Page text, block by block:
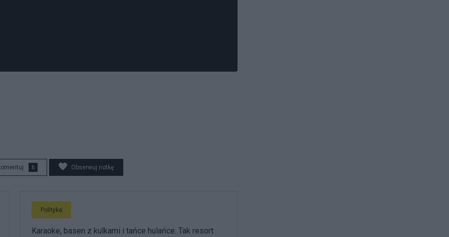
6 Obserwuj notkę
Polityka
Karaoke, basen z kulkami i tańce hulańce. Tak resort